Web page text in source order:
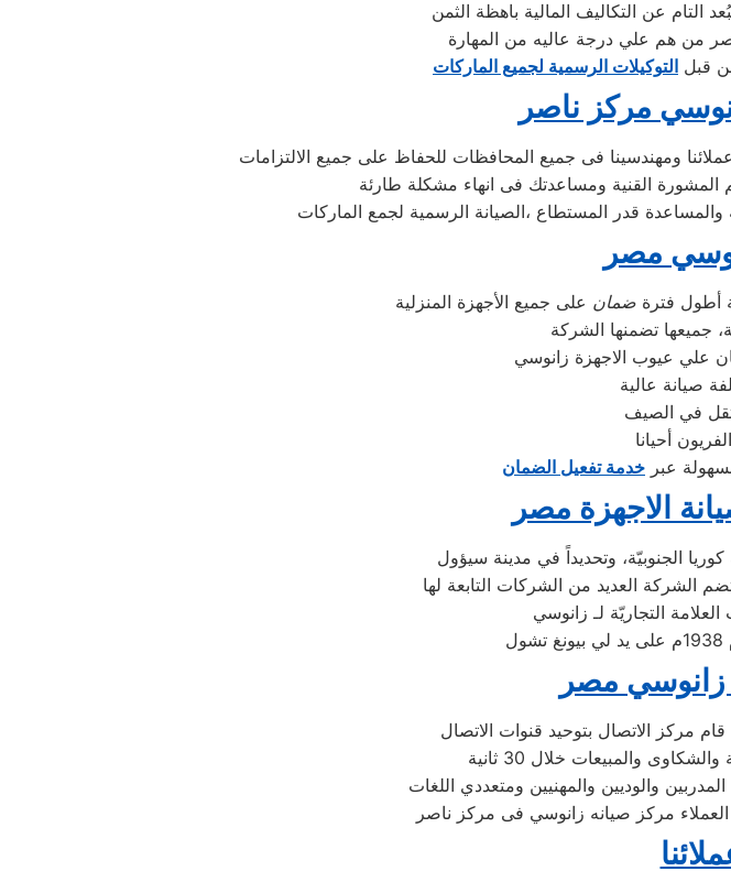
من هم علي درجة عاليه من المهارة
قبل التوكيلات الرسمية لجميع الماركات
مركز ناصر
ومهندسينا فى جميع المحافظات للحفاظ على جميع الالتزامات
المشورة القنية ومساعدتك فى انهاء مشكلة طارئة
قدر المستطاع ،الصيانة الرسمية لجمع الماركات
مصر
أطول فترة ضمان
جميعها تضمنها الشركة
علي عيوب الاجهزة زانوسي
عبر خدمة تفعيل الضمان
الاجهزة مصر
زانوسي مصر
والوديين والمهنيين ومتعددي اللغات
مركز صيانه زانوسي فى مركز ناصر